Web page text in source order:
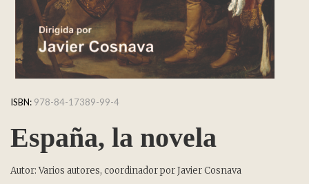
ISBN: 978-84-17389-99-4
España, la novela
Autor: Varios autores, coordinador por Javier Cosnava